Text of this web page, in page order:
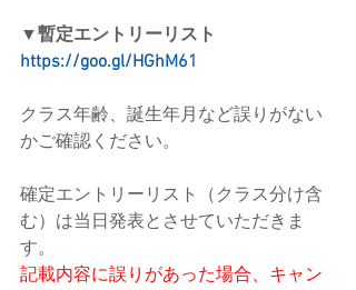
▼暫定エントリーリスト
https://goo.gl/HGhM61
クラス年齢、誕生年月など誤りがない
かご確認ください。
確定エントリーリスト（クラス分け含
む）は当日発表とさせていただきま
す。
記載内容に誤りがあった場合、キャン